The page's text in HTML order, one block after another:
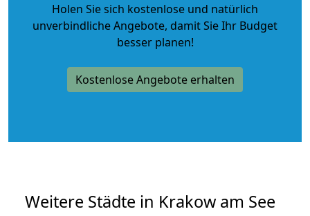
Holen Sie sich kostenlose und natürlich
unverbindliche Angebote, damit Sie Ihr Budget
besser planen!
Kostenlose Angebote erhalten
Weitere Städte in Krakow am See